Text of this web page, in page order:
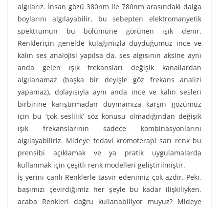
algılarız. İnsan gözü 380nm ile 780nm arasındaki dalga
boylarını algılayabilir, bu sebepten elektromanyetik
spektrumun bu bölümüne görünen ışık denir.
Renkleriçin genelde kulağımızla duyduğumuz ince ve
kalın ses analojisi yapılsa da, ses algısının aksine aynı
anda gelen ışık frekansları değişik kanallardan
algılanamaz (başka bir deyişle göz frekans analizi
yapamaz), dolayısıyla aynı anda ince ve kalın sesleri
birbirine karıştırmadan duymamıza karşın gözümüz
için bu ‘çok seslilik’ söz konusu olmadığından değişik
ışık frekanslarının sadece kombinasyonlarını
algılayabiliriz. Mideye tedavi kromoterapi sarı renk bu
prensibi açıklamak ve ya pratik uygulamalarda
kullanmak için çeşitli renk modelleri geliştirilmiştir.
İş yerini canlı Renklerle tasvir edenimiz çok azdır. Peki,
başımızı çevirdiğimiz her şeyle bu kadar ilişkiliyken,
acaba Renkleri doğru kullanabiliyor muyuz? Mideye